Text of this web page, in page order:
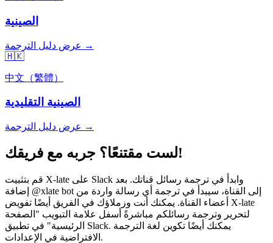
الصينية
عرض دليل الترجمة →
🇭🇰
中文（繁體）
الصينية التقليدية
عرض دليل الترجمة →
لست مقتنعًا؟ جربه مع فريقك!
قم بتثبيت X-late على Slack وابدأ في ترجمة رسائل قناتك. بعد
إضافة @xlate bot إلى القناة، سيبدأ في ترجمة أي رسالة واردة من
أعضاء القناة. يمكنك أنت وزملاؤك في الفريق أيضًا تفويض X-late
لتحرير وترجمة رسائلكم مباشرةً أسفل علامة التبويب "الصفحة
الرئيسية" في تطبيق Slack. يمكنك أيضًا تكوين لغة الترجمة
الافتراضية في الإعدادات.